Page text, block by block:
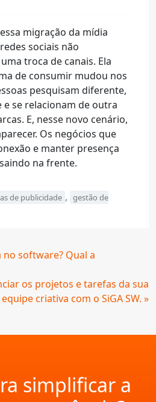
migração da mídia
sociais não
troca de canais. Ela
de consumir mudou nos
pesquisam diferente,
se relacionam de outra
E, nesse novo cenário,
Os negócios que
e manter presença
na frente.
de publicidade , gestão de
software? Qual a
os projetos e tarefas da sua
equipe criativa com o SiGA SW. »
simplificar a